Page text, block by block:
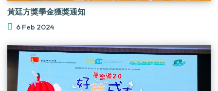
黃廷方獎學金獲獎通知
6 Feb 2024